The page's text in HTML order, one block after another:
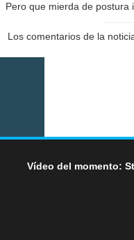
Pero que mierda de
Los comentarios de la
Vídeo del momento: